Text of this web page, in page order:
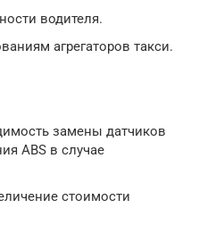
водителя.
агрегаторов такси.
замены датчиков
ABS в случае
стоимости